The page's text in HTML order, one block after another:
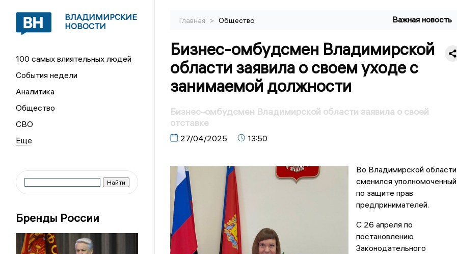
ВЛАДИМИРСКИЕ
НОВОСТИ
100 самых влиятельных людей
События недели
Аналитика
Общество
СВО
Бренды России
Главная > Общество Важная новость
Бизнес-омбудсмен Владимирской
области заявила о своем уходе с
занимаемой должности
Бизнес-омбудсмен Владимирской области заявила о своей
отставке
27/04/2025 13:50
Во Владимирской области
сменился уполномоченный
по защите прав
предпринимателей.
С 26 апреля по
постановлению
Законодательного